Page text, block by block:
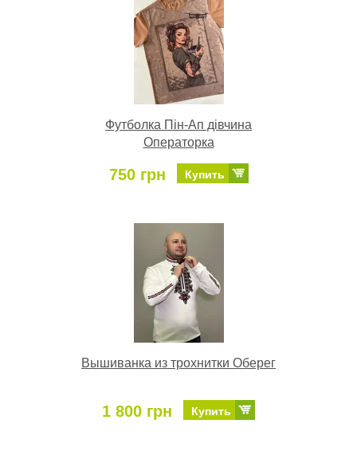
Футболка Пін-Ап дівчина
Операторка
750 грн Купить
Вышиванка из трохнитки Оберег
1 800 грн Купить